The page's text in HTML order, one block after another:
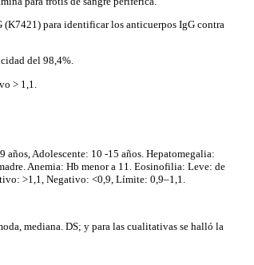
para identificar los anticuerpos IgG contra
del 98,4%.
> 1,1.
años, Adolescente: 10 -15 años. Hepatomegalia:
Anemia: Hb menor a 11. Eosinofilia: Leve: de
>1,1, Negativo: <0,9, Límite: 0,9–1,1.
mediana. DS; y para las cualitativas se halló la